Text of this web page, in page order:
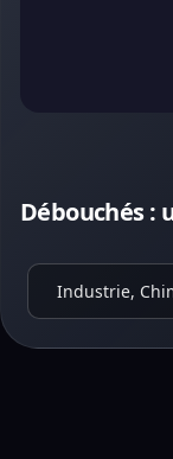
Débouchés :
Industrie,